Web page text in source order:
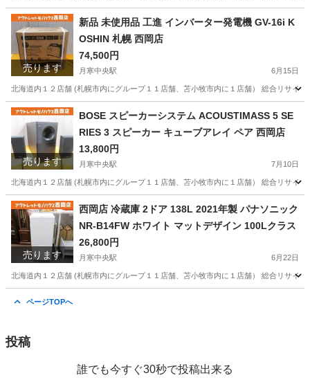
北海道 札幌市 月寒中央駅 小物 アニエスベー
売ります
新品 未使用品 工進 インバーター発電機 GV-16i K
OSHIN 札幌 西岡店
74,500円
月寒中央駅 6月15日
北海道内１２店舗 (札幌市内にグループ１１店舗、苫小牧市内に１店舗） 総合リサ
北海道 札幌市 月寒中央駅 インバーター
売ります
BOSE スピーカーシステム ACOUSTIMASS 5 SE
RIES 3 スピーカー キューブアレイ ペア 西岡店
13,800円
月寒中央駅 7月10日
北海道内１２店舗 (札幌市内にグループ１１店舗、苫小牧市内に１店舗） 総合リサイ
北海道 札幌市 月寒中央駅 オーディオ アレイ
売ります
西岡店 冷蔵庫 2ドア 138L 2021年製 パナソニック
NR-B14FW ホワイト マットデザイン 100Lクラス
26,800円
月寒中央駅 6月22日
北海道内１２店舗 (札幌市内にグループ１１店舗、苫小牧市内に１店舗） 総合リサ
ページTOPへ
投稿
誰でも今すぐ30秒で投稿出来る